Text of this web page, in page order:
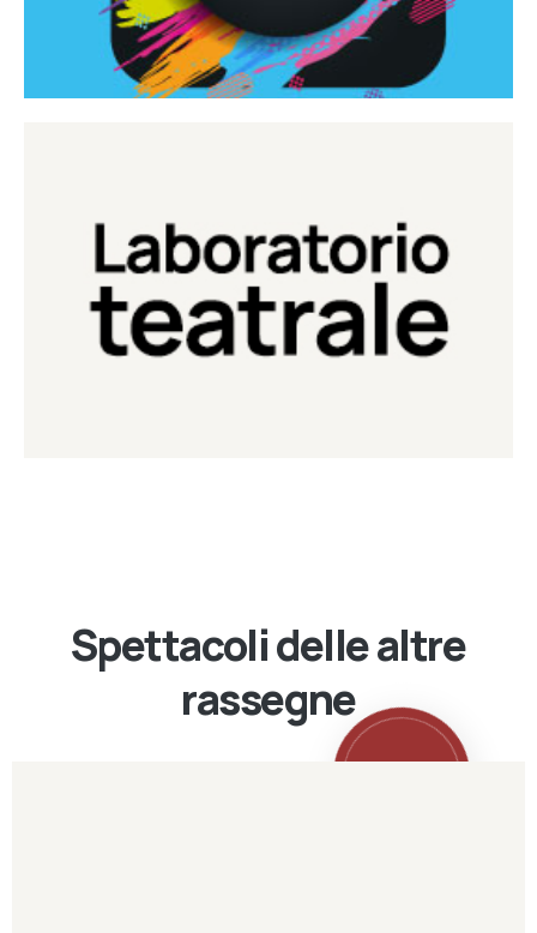
Laboratorio Teatrale
Laboratorio di teatro del Teatro Eduardo de Filippo
Continua
Spettacoli delle altre
rassegne